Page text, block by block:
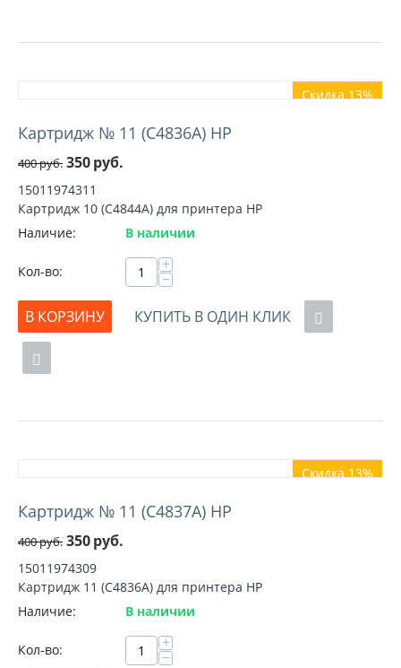
Скидка 13%
Картридж № 11 (C4836A) HP
400руб. 350руб.
15011974311
Картридж 10 (C4844A) для принтера HP
Наличие:
В наличии
Кол-во: +
−
В КОРЗИНУ
КУПИТЬ В ОДИН КЛИК
Скидка 13%
Картридж № 11 (C4837A) HP
400руб. 350руб.
15011974309
Картридж 11 (C4836A) для принтера HP
Наличие:
В наличии
Кол-во: +
−